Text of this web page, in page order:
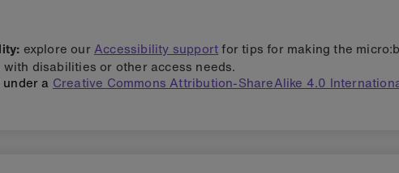
explore ourAccessibility supportfor tips for making the
disabilities or other access needs.
a Creative Commons Attribution-ShareAlike 4.0